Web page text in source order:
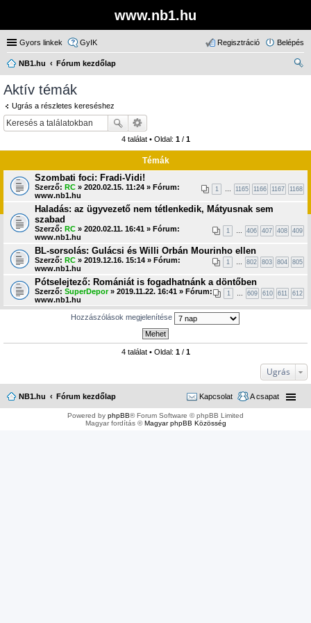
www.nb1.hu
Gyors linkek GyIK Belépés
Regisztráció
NB1.hu
Fórum kezdőlap
Aktív témák
Ugrás a részletes kereséshez
4 találat • Oldal: 1/ 1
Témák
Szombati foci: Fradi-Vidi!
1 1165 1166 1167 1168
Szerző: RC » 2020.02.15. 11:24 » Fórum:
www.nb1.hu
Haladás: az ügyvezető nem tétlenkedik, Mátyusnak sem
szabad
1 406 407 408 409
Szerző: RC » 2020.02.11. 16:41 » Fórum:
www.nb1.hu
BL-sorsolás: Gulácsi és Willi Orbán Mourinho ellen
1 802 803 804 805
Szerző: RC » 2019.12.16. 15:14 » Fórum:
www.nb1.hu
Pótselejtező: Romániát is fogadhatnánk a döntőben
1 609 610 611 612
Szerző: SuperDepor» 2019.11.22. 16:41 » Fórum:
www.nb1.hu
Hozzászólások megjelenítése
4 találat • Oldal: 1/ 1
Ugrás
NB1.hu Fórum kezdőlap A csapat
Kapcsolat
Powered by phpBB® Forum Software © phpBB Limited
Magyar fordítás ©Magyar phpBB Közösség